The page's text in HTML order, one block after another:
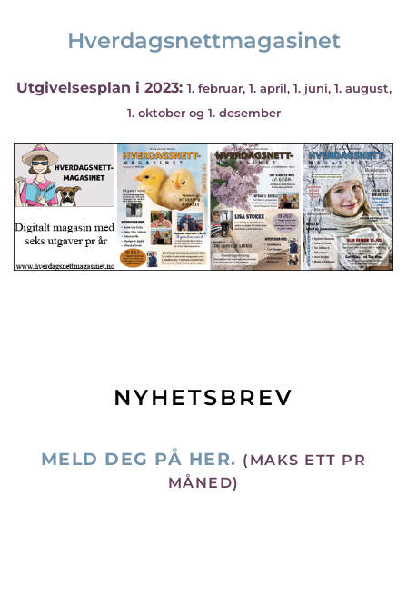
Hverdagsnettmagasinet
Utgivelsesplan i 2023: 1. februar, 1. april, 1. juni, 1. august,
1. oktober og 1. desember
NYHETSBREV
MELD DEG PÅ HER. (MAKS ETT PR
MÅNED)